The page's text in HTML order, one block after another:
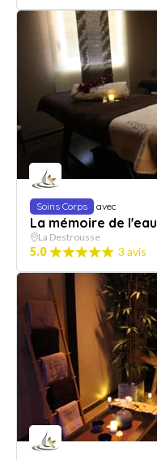
Soins Corps avec
La mémoire de l'eau
La Destrousse
5.0 3 avis